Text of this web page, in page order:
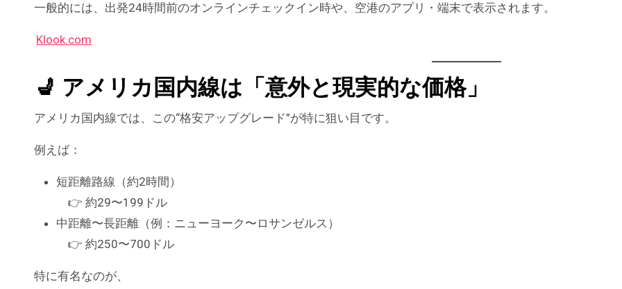
一般的には、出発24時間前のオンラインチェックイン時や、空港のアプリ・端末で表示されます。
Klook.com
💺 アメリカ国内線は「意外と現実的な価格」
アメリカ国内線では、この“格安アップグレード”が特に狙い目です。
例えば：
短距離路線（約2時間）
👉 約29〜199ドル
中距離〜長距離（例：ニューヨーク〜ロサンゼルス）
👉 約250〜700ドル
特に有名なのが、